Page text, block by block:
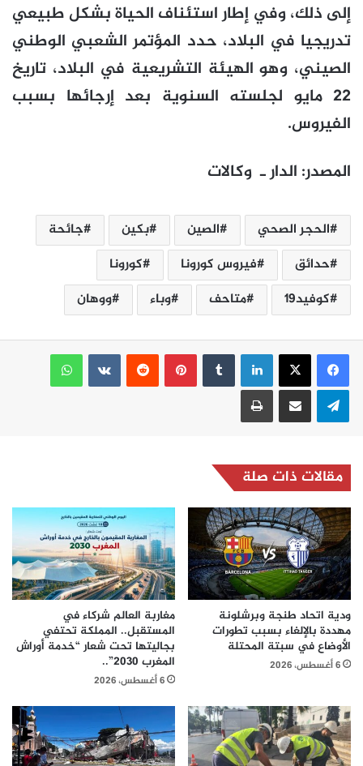
إلى ذلك، وفي إطار استئناف الحياة بشكل طبيعي
تدريجيا في البلاد، حدد المؤتمر الشعبي الوطني
الصيني، وهو الهيئة التشريعية في البلاد، تاريخ
22 مايو لجلسته السنوية بعد إرجائها بسبب
الفيروس.
المصدر: الدار ـ وكالات
الحجر الصحي الصين بكين
جائحة
حدائق
فيروس كورونا
كورونا
كوفيد19
متاحف وباء ووهان
لينكدإن بينتيريست
واتساب
تيلقرام مشاركة عبر البريد طباعة
مقالات ذات صلة
ودية اتحاد طنجة وبرشلونة
مهددة بالإلغاء بسبب تطورات
الأوضاع في سبتة المحتلة
6 أغسطس، 2026
مغاربة العالم شركاء في
المستقبل.. المملكة تحتفي
بجاليتها تحت شعار “خدمة أوراش
المغرب 2030”..
6 أغسطس، 2026